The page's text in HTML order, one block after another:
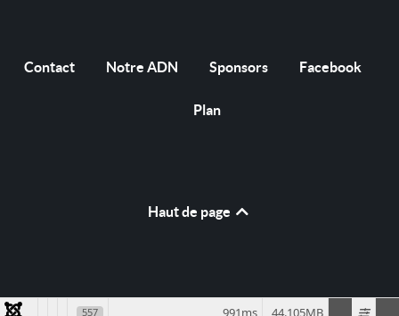
Contact Notre ADN Sponsors Facebook
Plan
Haut de page
557 44.105MB
991ms